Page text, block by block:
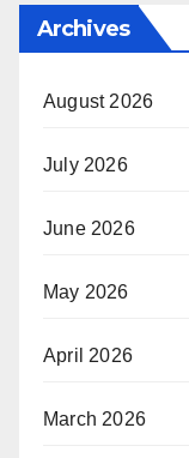
Archives
August 2026
July 2026
June 2026
May 2026
April 2026
March 2026